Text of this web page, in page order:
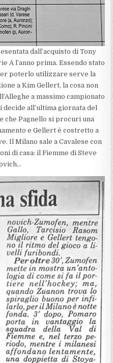
dall’acquisto di Tony
A l’anno prima. Essendo stato
poterlo utilizzare serve la
a Kim Gellert, la cosa non
a massimo campionato
all’ultima giornata del
che Pagnello si procuri una
e Gellert è costretto a
Il Milano sale a Cavalese con
di casa: il Fiemme di Steve